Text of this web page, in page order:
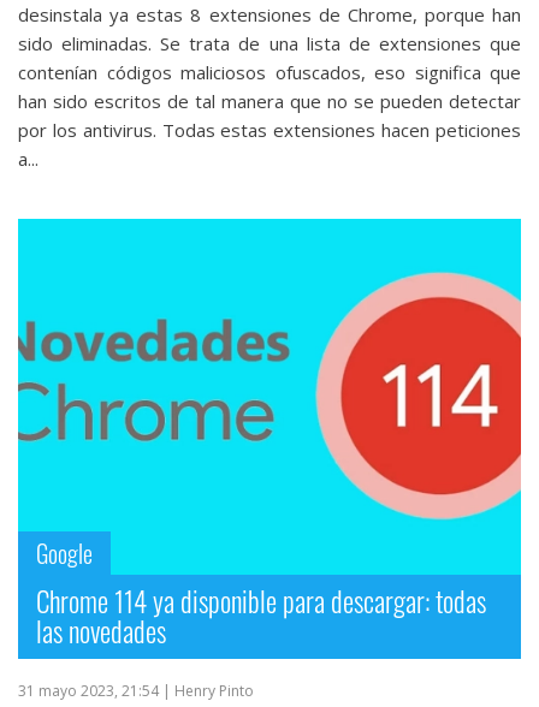
desinstala ya estas 8 extensiones de Chrome, porque han
sido eliminadas. Se trata de una lista de extensiones que
contenían códigos maliciosos ofuscados, eso significa que
han sido escritos de tal manera que no se pueden detectar
por los antivirus. Todas estas extensiones hacen peticiones
a...
Google
Chrome 114 ya disponible para descargar: todas
las novedades
31 mayo 2023, 21:54 | Henry Pinto